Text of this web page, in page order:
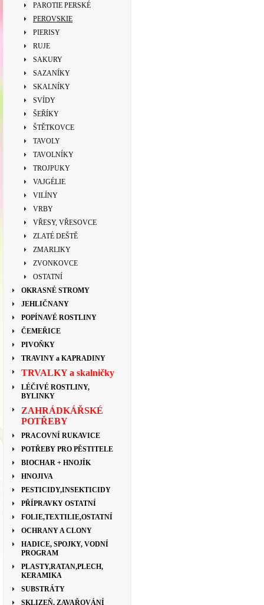
PAROTIE PERSKÉ
PEROVSKIE
PIERISY
RUJE
SAKURY
SAZANÍKY
SKALNÍKY
SVÍDY
ŠEŘÍKY
ŠTĚTKOVCE
TAVOLY
TAVOLNÍKY
TROJPUKY
VAJGÉLIE
VILÍNY
VRBY
VŘESY, VŘESOVCE
ZLATÉ DEŠTĚ
ZMARLIKY
ZVONKOVCE
OSTATNÍ
OKRASNÉ STROMY
JEHLIČNANY
POPÍNAVÉ ROSTLINY
ČEMEŘICE
PIVOŇKY
TRAVINY a KAPRADINY
TRVALKY a skalničky
LÉČIVÉ ROSTLINY,
BYLINKY
ZAHRÁDKÁŘSKÉ
POTŘEBY
PRACOVNÍ RUKAVICE
POTŘEBY PRO PĚSTITELE
BIOCHAR + HNOJÍK
HNOJIVA
PESTICIDY,INSEKTICIDY
PŘÍPRAVKY OSTATNÍ
FOLIE,TEXTILIE,OSTATNÍ
OCHRANY A CLONY
HADICE, SPOJKY, VODNÍ
PROGRAM
PLASTY,RATAN,PLECH,
KERAMIKA
SUBSTRÁTY
SKLIZEŇ, ZAVAŘOVÁNÍ